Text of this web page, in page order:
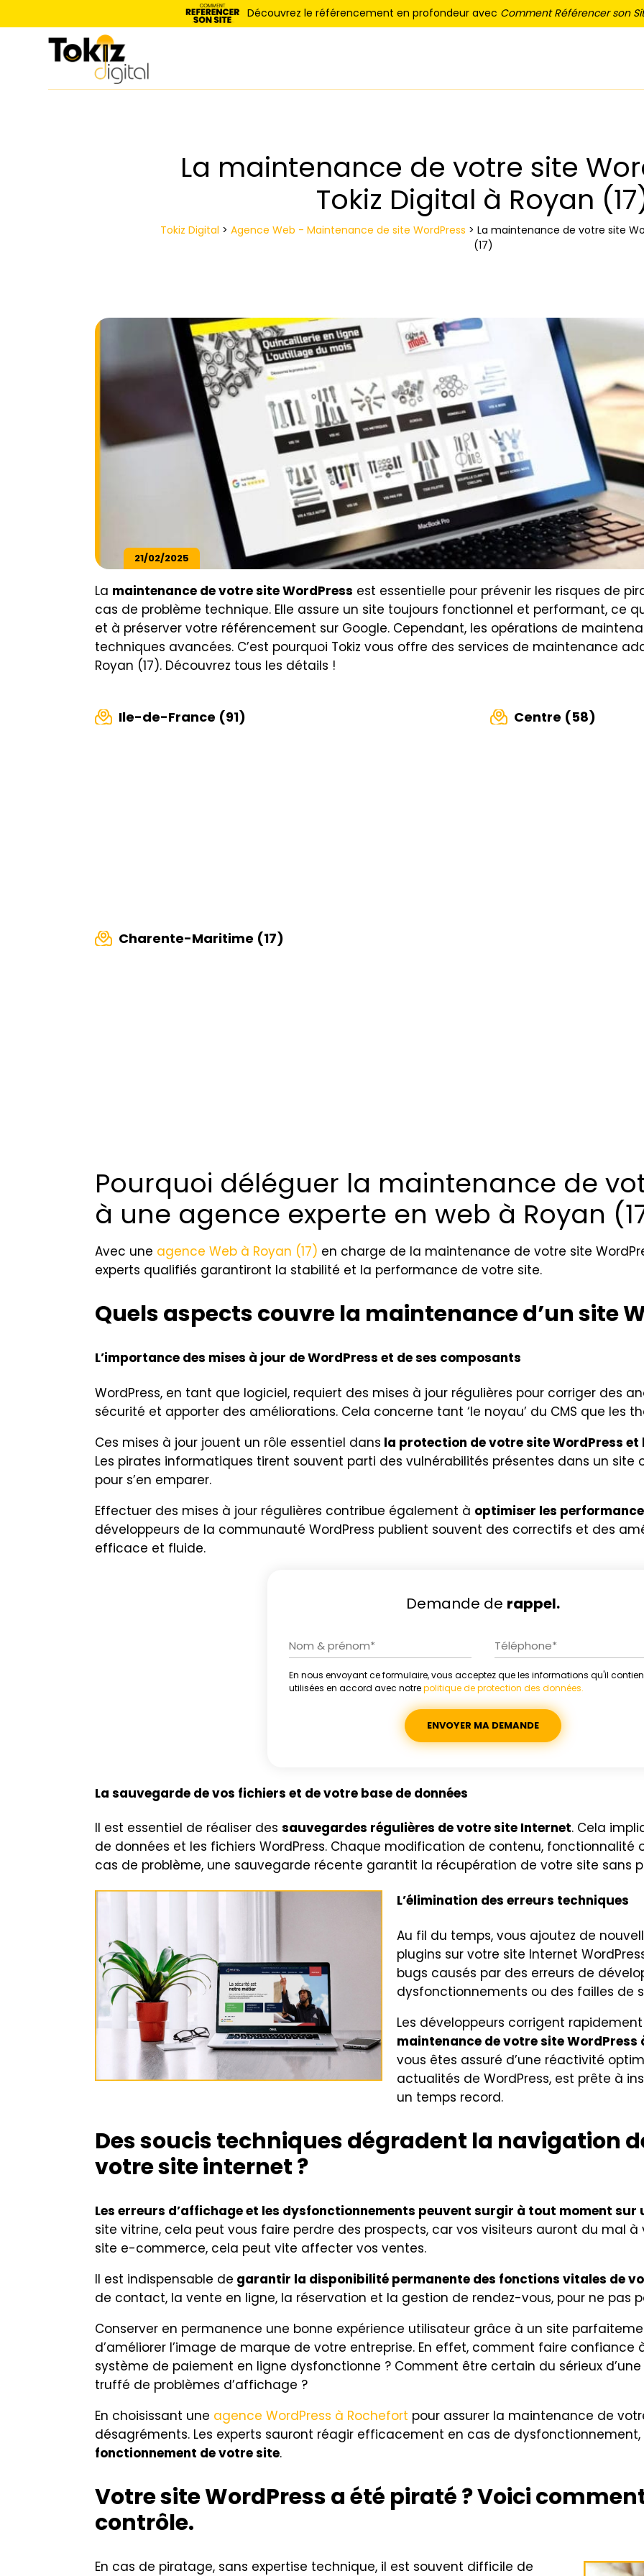
Découvrez le référencement en profondeur avec Comment Référencer son
La maintenance de votre site
Tokiz Digital à Royan
Tokiz Digital > Agence Web - Maintenance de site WordPress > La maintenance de votre site
(17)
21/02/2025
La maintenance de votre site WordPress est essentielle pour prévenir les risques de
cas de problème technique. Elle assure un site toujours fonctionnel et performant, ce
et à préserver votre référencement sur Google. Cependant, les opérations de
techniques avancées. C’est pourquoi Tokiz vous offre des services de maintenance
Royan (17). Découvrez tous les détails !
Ile-de-France (91) Centre (58)
Charente-Maritime (17)
Pourquoi déléguer la maintenance de
à une agence experte en web à Royan
Avec une agence Web à Royan (17) en charge de la maintenance de votre site
experts qualifiés garantiront la stabilité et la performance de votre site.
Quels aspects couvre la maintenance d’un site
L’importance des mises à jour de WordPress et de ses composants
WordPress, en tant que logiciel, requiert des mises à jour régulières pour corriger des
sécurité et apporter des améliorations. Cela concerne tant ‘le noyau’ du CMS que les
Ces mises à jour jouent un rôle essentiel dans la protection de votre site WordPress
Les pirates informatiques tirent souvent parti des vulnérabilités présentes dans un site
pour s’en emparer.
Effectuer des mises à jour régulières contribue également à optimiser les
développeurs de la communauté WordPress publient souvent des correctifs et des
efficace et fluide.
Demande de rappel.
En nous envoyant ce formulaire, vous acceptez que les informations qu'il
utilisées en accord avec notrepolitique de protection des données.
Alternative:
La sauvegarde de vos fichiers et de votre base de données
Il est essentiel de réaliser des sauvegardes régulières de votre site Internet. Cela
de données et les fichiers WordPress. Chaque modification de contenu, fonctionnalité
cas de problème, une sauvegarde récente garantit la récupération de votre site sans
L’élimination des erreurs techniques
Au fil du temps, vous ajoutez de
plugins sur votre site Internet
bugs causés par des erreurs de
dysfonctionnements ou des failles de
Les développeurs corrigent
maintenance de votre site WordPress
vous êtes assuré d’une réactivité
actualités de WordPress, est prête à
un temps record.
Des soucis techniques dégradent la navigation
votre site internet ?
Les erreurs d’affichage et les dysfonctionnements peuvent surgir à tout moment sur
site vitrine, cela peut vous faire perdre des prospects, car vos visiteurs auront du mal à
site e-commerce, cela peut vite affecter vos ventes.
Il est indispensable de garantir la disponibilité permanente des fonctions vitales de
de contact, la vente en ligne, la réservation et la gestion de rendez-vous, pour ne pas
Conserver en permanence une bonne expérience utilisateur grâce à un site
d’améliorer l’image de marque de votre entreprise. En effet, comment faire confiance
système de paiement en ligne dysfonctionne ? Comment être certain du sérieux
truffé de problèmes d’affichage ?
En choisissant une agence WordPress à Rochefort pour assurer la maintenance de
désagréments. Les experts sauront réagir efficacement en cas de dysfonctionnement,
fonctionnement de votre site.
Votre site WordPress a été piraté ? Voici
contrôle.
En cas de piratage, sans expertise technique, il est souvent difficile de
Panneau de gestion des cookies